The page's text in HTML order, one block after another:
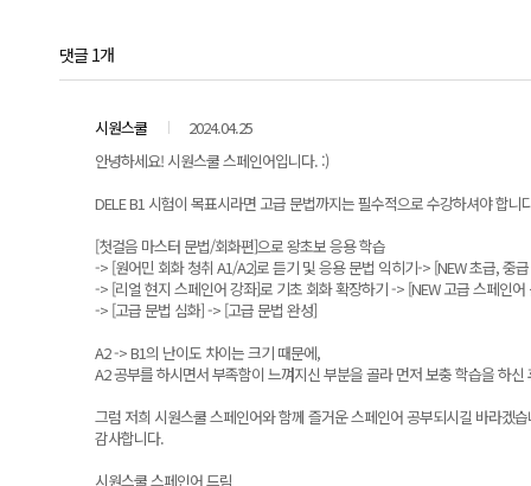
댓글 1개
시원스쿨
2024.04.25
안녕하세요! 시원스쿨 스페인어입니다. :)
DELE B1 시험이 목표시라면 고급 문법까지는 필수적으로 수강하셔야 합
[첫걸음 마스터 문법/회화편]으로 왕초보 응용 학습
-> [원어민 회화 청취 A1/A2]로 듣기 및 응용 문법 익히기-> [NEW 초급, 중
-> [리얼 현지 스페인어 강좌]로 기초 회화 확장하기 -> [NEW 고급 스페인어
-> [고급 문법 심화] -> [고급 문법 완성]
A2 -> B1의 난이도 차이는 크기 때문에,
A2 공부를 하시면서 부족함이 느껴지신 부분을 골라 먼저 보충 학습을 하
그럼 저희 시원스쿨 스페인어와 함께 즐거운 스페인어 공부되시길 바라겠
감사합니다.
시원스쿨 스페인어 드림